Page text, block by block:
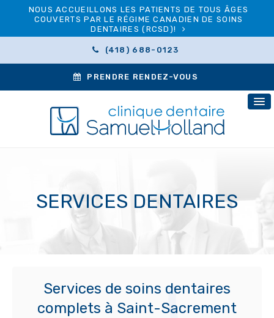
NOUS ACCUEILLONS LES PATIENTS DE TOUS ÂGES
COUVERTS PAR LE RÉGIME CANADIEN DE SOINS
DENTAIRES (RCSD)!
(418) 688-0123
PRENDRE RENDEZ-VOUS
SERVICES DENTAIRES
Services de soins dentaires
complets à Saint-Sacrement